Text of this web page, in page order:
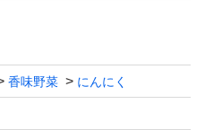
どにご理解いただけない方
香味野菜 にんにく